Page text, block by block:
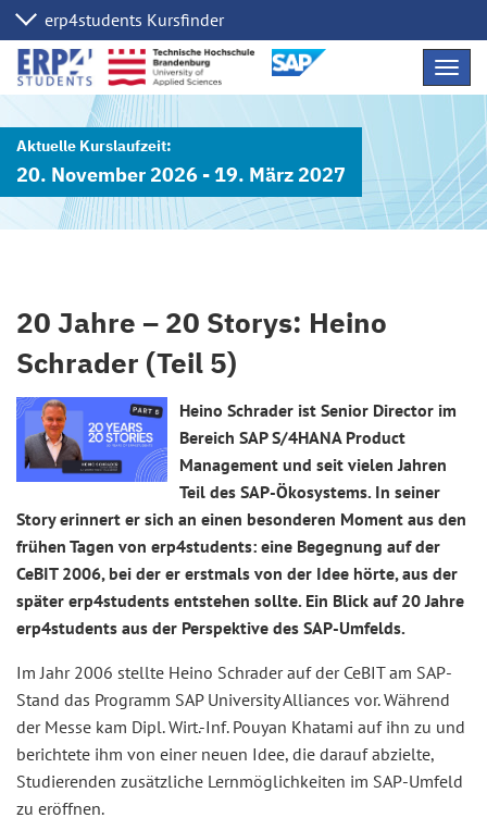
20. November 2026 - 19. März 2027
20 Jahre – 20 Storys: Heino
Schrader (Teil 5)
Heino Schrader ist Senior Director im
Bereich SAP S/4HANA Product
Management und seit vielen Jahren
Teil des SAP-Ökosystems. In seiner
Story erinnert er sich an einen besonderen Moment aus den
frühen Tagen von erp4students: eine Begegnung auf der
CeBIT 2006, bei der er erstmals von der Idee hörte, aus der
später erp4students entstehen sollte. Ein Blick auf 20 Jahre
erp4students aus der Perspektive des SAP-Umfelds.
Im Jahr 2006 stellte Heino Schrader auf der CeBIT am SAP-
Stand das Programm SAP University Alliances vor. Während
der Messe kam Dipl. Wirt.-Inf. Pouyan Khatami auf ihn zu und
berichtete ihm von einer neuen Idee, die darauf abzielte,
Studierenden zusätzliche Lernmöglichkeiten im SAP-Umfeld
zu eröffnen.